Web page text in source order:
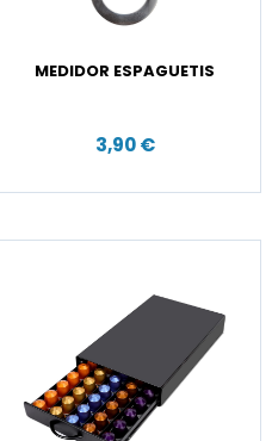
MEDIDOR ESPAGUETIS
3,90 €